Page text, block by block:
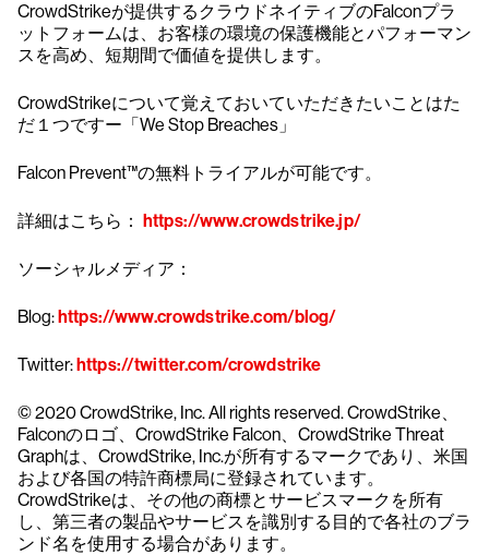
CrowdStrikeが提供するクラウドネイティブのFalconプラ
ットフォームは、お客様の環境の保護機能とパフォーマン
スを高め、短期間で価値を提供します。
CrowdStrikeについて覚えておいていただきたいことはた
だ１つですー「We Stop Breaches」
Falcon Prevent™の無料トライアルが可能です。
詳細はこちら： https://www.crowdstrike.jp/
ソーシャルメディア：
Blog:https://www.crowdstrike.com/blog/
Twitter:https://twitter.com/crowdstrike
© 2020 CrowdStrike, Inc. All rights reserved. CrowdStrike、
Falconのロゴ、CrowdStrike Falcon、CrowdStrike Threat
Graphは、CrowdStrike, Inc.が所有するマークであり、米国
および各国の特許商標局に登録されています。
CrowdStrikeは、その他の商標とサービスマークを所有
し、第三者の製品やサービスを識別する目的で各社のブラ
ンド名を使用する場合があります。